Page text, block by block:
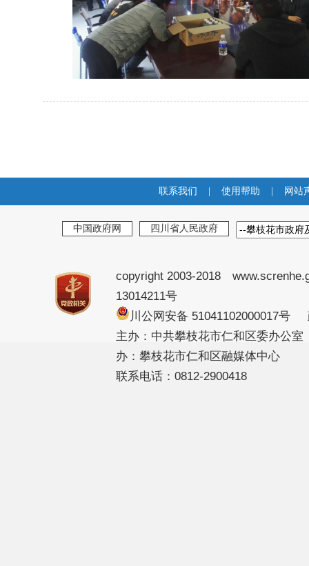
联系我们 使用帮助 网站
中国政府网 四川省人民政府
copyright 2003-2018
13014211号
川公网安备 51041102000017
主办：中共攀枝花市仁和区委办公
办：攀枝花市仁和区融媒体中心
联系电话：0812-2900418